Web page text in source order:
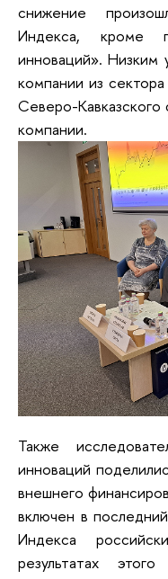
снижение
Индекса, кроме
инноваций». Низким
компании из
Северо-Кавказского
компании.
Также
инноваций
внешнего
включен в
Индекса
результатах